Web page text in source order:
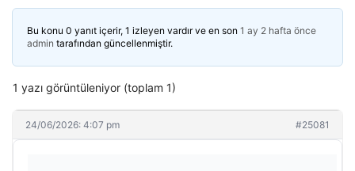
Bu konu 0 yanıt içerir, 1 izleyen vardır ve en son 1 ay 2 hafta önce
admin tarafından güncellenmiştir.
1 yazı görüntüleniyor (toplam 1)
24/06/2026: 4:07 pm #25081